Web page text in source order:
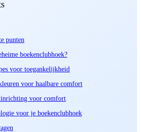
punten
boekenclubhoek?
voor toegankelijkheid
voor haalbare comfort
inrichting voor comfort
voor je boekenclubhoek